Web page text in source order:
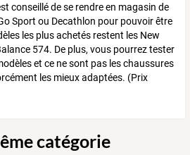
conseillé de se rendre en magasin de
Sport ou Decathlon pour pouvoir être
les plus achetés restent les New
574. De plus, vous pourrez tester
et ce ne sont pas les chaussures
les mieux adaptées. (Prix
catégorie